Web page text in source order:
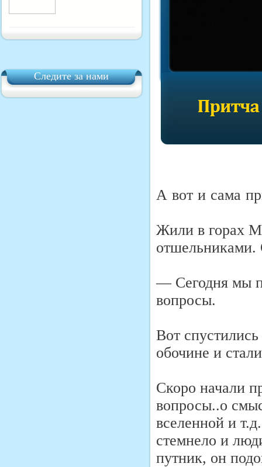
Следите за нами
А вот и сама
Жили в горах
отшельниками.
— Сегодня мы
вопросы.
Вот
обочине и
Скоро начали
вопросы..о
вселенной и
стемнело и
путник, он